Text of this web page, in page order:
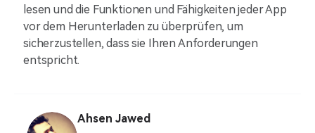
lesen und die Funktionen und Fähigkeiten jeder App
vor dem Herunterladen zu überprüfen, um
sicherzustellen, dass sie Ihren Anforderungen
entspricht.
Ahsen Jawed